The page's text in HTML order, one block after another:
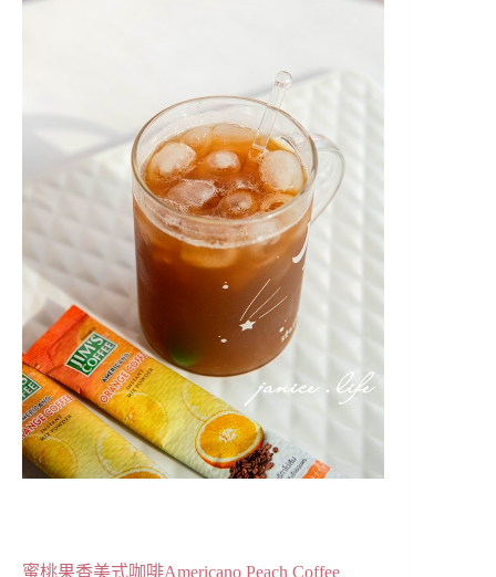
蜜桃果香美式咖啡Americano Peach Coffee